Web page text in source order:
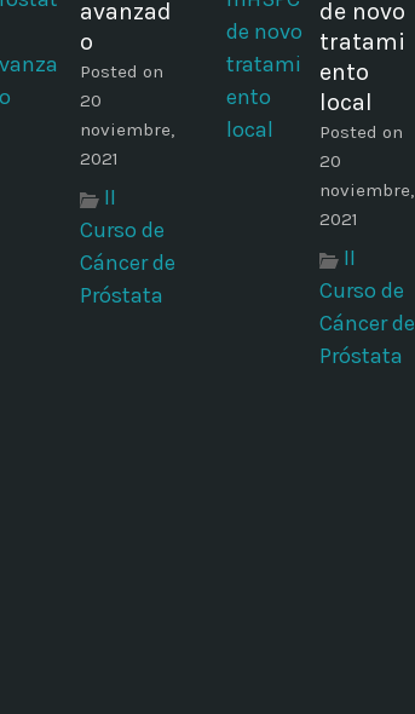
avanzad
o
Posted on
20
noviembre,
2021
II
Curso de
Cáncer de
Próstata
de novo
tratami
ento
local
Posted on
20
noviembre,
2021
II
Curso de
Cáncer de
Próstata